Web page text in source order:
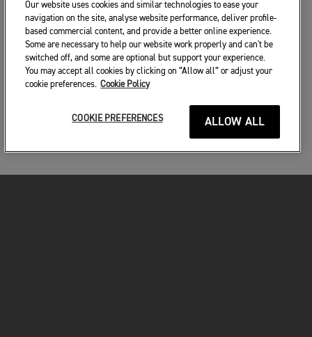
Our website uses cookies and similar technologies to ease your
navigation on the site, analyse website performance, deliver profile-
based commercial content, and provide a better online experience.
Some are necessary to help our website work properly and can't be
switched off, and some are optional but support your experience.
You may accept all cookies by clicking on “Allow all” or adjust your
cookie preferences. Cookie Policy
ALLOW ALL
COOKIE PREFERENCES